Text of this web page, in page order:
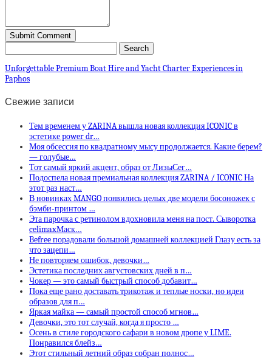
Unforgettable Premium Boat Hire and Yacht Charter Experiences in
Paphos
Свежие записи
Тем временем у ZARINA вышла новая коллекция ICONIC в
эстетике power dr…
Моя обсессия по квадратному мысу продолжается. Какие берем?
— голубые…
Тот самый яркий акцент, образ от ЛизыСег…
Подоспела новая премиальная коллекция ZARINA / ICONIC На
этот раз наст…
В новинках MANGO появились целых две модели босоножек с
бэмби-принтом …
Эта парочка с ретинолом вдохновила меня на пост. Сыворотка
celimaxМаск…
Befree порадовали большой домашней коллекцией Глазу есть за
что зацепи…
Не повторяем ошибок, девочки…
Эстетика последних августовских дней в п…
Чокер — это самый быстрый способ добавит…
Пока еще рано доставать трикотаж и теплые носки, но идеи
образов для п…
Яркая майка — самый простой способ мгнов…
Девочки, это тот случай, когда я просто …
Осень в стиле городского сафари в новом дропе у LIME.
Понравился блейз…
Этот стильный летний образ собран полнос…